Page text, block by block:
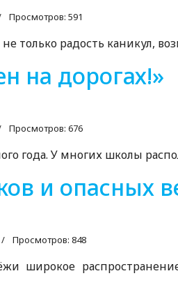
Просмотров: 591
только радость каникул,
на дорогах!»
Просмотров: 676
года. У многих школы
и опасных
Просмотров: 848
широкое